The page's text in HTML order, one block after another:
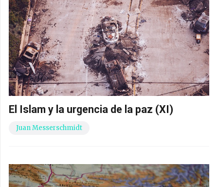
El Islam y la urgencia de la paz (XI)
Juan Messerschmidt